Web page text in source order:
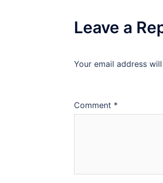
Leave a
Your email address
Comment *